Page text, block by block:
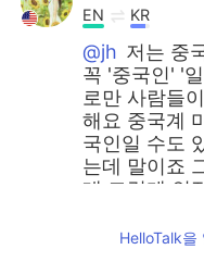
EN KR
@jh 저는 중
꼭 '중국인' '
로만 사람들
해요 중국계
국인일 수도
는데 말이죠
데 그렇게 인
HelloTalk을